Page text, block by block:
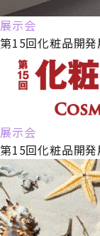
展示会
第15回化粧品開
展示会
第15回化粧品開